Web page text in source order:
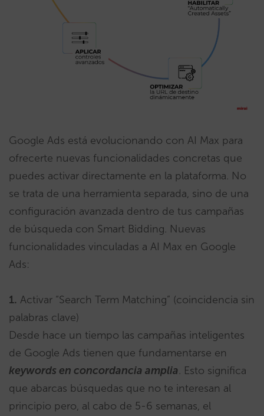
Google Ads está evolucionando con AI Max para
ofrecerte nuevas funcionalidades concretas que
puedes activar directamente en la plataforma. No
se trata de una herramienta separada, sino de una
configuración avanzada dentro de tus campañas
de búsqueda con Smart Bidding. Nuevas
funcionalidades vinculadas a AI Max en Google
Ads:
1. Activar “Search Term Matching” (coincidencia sin
palabras clave)
Desde hace un tiempo las campañas inteligentes
de Google Ads tienen que fundamentarse en
keywords en concordancia amplia. Esto significa
que abarcas búsquedas que no te interesan al
principio pero, al cabo de 5-6 semanas, el